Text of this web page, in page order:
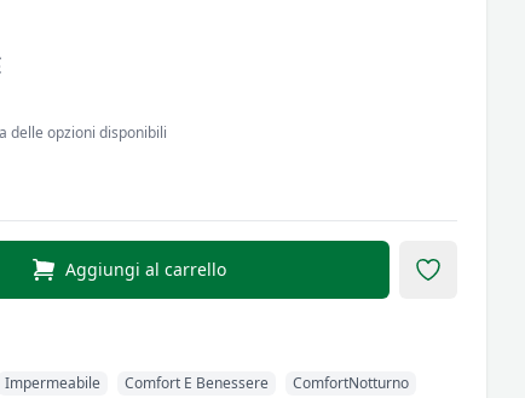
delle opzioni disponibili
Med Daunex - misure biancheria 170X195
Aggiungi al carrello Add to
Impermeabile Comfort E Benessere
ComfortNotturno